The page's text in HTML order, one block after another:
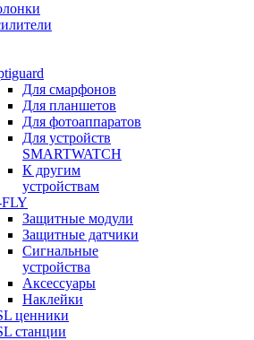
Для смарфонов
Для планшетов
Для фотоаппаратов
Для устройств
SMARTWATCH
К другим
устройствам
Защитные модули
Защитные датчики
Сигнальные
устройства
Аксессуары
Наклейки
ценники
станции